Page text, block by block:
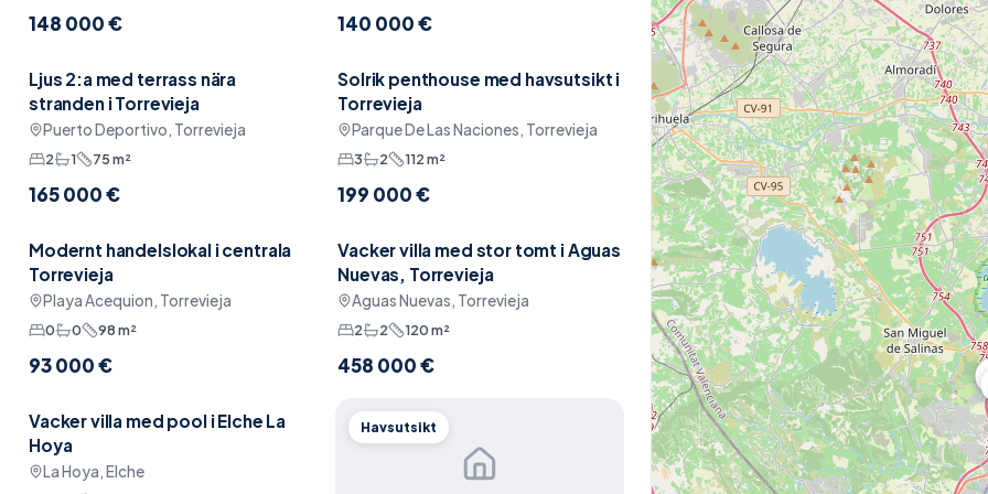
148 000 € 140 000 €
Pool
Ljus 2:a med terrass nära
stranden i Torrevieja
Puerto Deportivo, Torrevieja
2 1 75m²
165 000 €
Havsutsikt
Solrik penthouse med havsutsikt i
Torrevieja
Parque De Las Naciones, Torrevieja
3 2 112m²
199 000 €
Padel
Modernt handelslokal i centrala
Torrevieja
Playa Acequion, Torrevieja
0 0 98m²
93 000 €
Garage
Vacker villa med stor tomt i Aguas
Nuevas, Torrevieja
Aguas Nuevas, Torrevieja
2 2 120m²
458 000 €
Pool
Vacker villa med pool i Elche La
Hoya
La Hoya, Elche
Havsutsikt